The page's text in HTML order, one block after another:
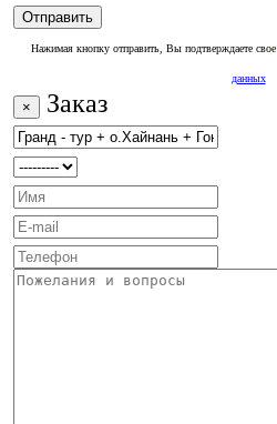
Нажимая кнопку отправить, Вы подтверждаете свое
данных
× Заказ